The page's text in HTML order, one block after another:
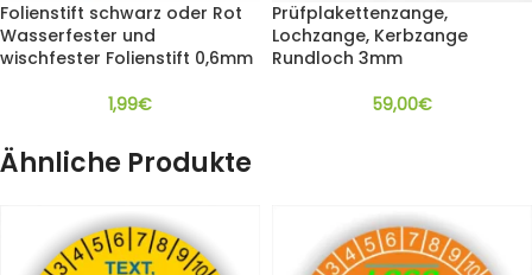
Folienstift schwarz oder Rot
Wasserfester und
wischfester Folienstift 0,6mm
1,99€
Prüfplakettenzange,
Lochzange, Kerbzange
Rundloch 3mm
59,00€
Ähnliche Produkte